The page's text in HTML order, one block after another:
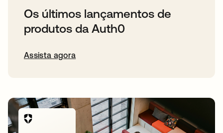
Os últimos lançamentos de
produtos da Auth0
Assista agora